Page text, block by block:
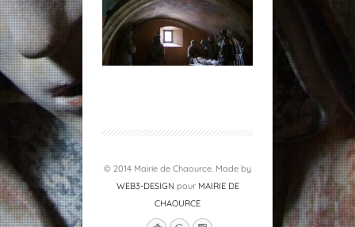
© 2014 Mairie de Chaource. Made by
WEB3-DESIGN pour MAIRIE DE
CHAOURCE